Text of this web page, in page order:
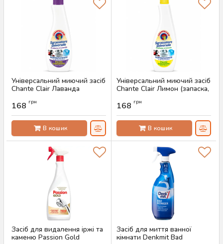
Універсальний миючий засіб
Chante Clair Лаванда
Артикул:
168 грн
В кошик
Універсальний миючий засіб
Chante Clair Лимон (запаска,
Артикул:
168 грн
В кошик
Засіб для видалення іржі та
каменю Passion Gold
Засіб для миття ванної
кімнати Denkmit Bad